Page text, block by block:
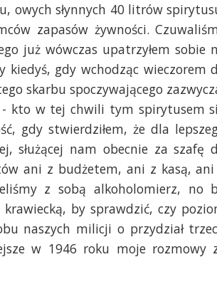
owych słynnych 40 litrów
zapasów żywności.
już wówczas upatrzyłem sobie
kiedyś, gdy wchodząc wieczorem
skarbu spoczywającego
- kto w tej chwili tym spirytusem
gdy stwierdziłem, że dla
służącej nam obecnie za szafę
ani z budżetem, ani z kasą,
z sobą alkoholomierz, no
by sprawdzić, czy
naszych milicji o przydział
w 1946 roku moje rozmowy